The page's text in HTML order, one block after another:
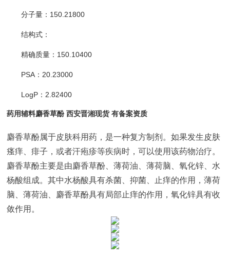
分子量：150.21800
结构式：
精确质量：150.10400
PSA：20.23000
LogP：2.82400
药用辅料麝香草酚 西安晋湘现货 有备案资质
麝香草酚属于皮肤科用药，是一种复方制剂。如果发生皮肤
瘙痒、痱子，或者汗疱疹等疾病时，可以使用该药物治疗。
麝香草酚主要是由麝香草酚、薄荷油、薄荷脑、氧化锌、水
杨酸组成。其中水杨酸具有杀菌、抑菌、止痒的作用，薄荷
脑、薄荷油、麝香草酚具有局部止痒的作用，氧化锌具有收
敛作用。